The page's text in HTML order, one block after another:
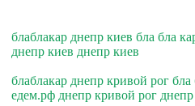
блаблакар днепр киев бла бла
днепр киев днепр киев
блаблакар днепр кривой рог
едем.рф днепр кривой рог